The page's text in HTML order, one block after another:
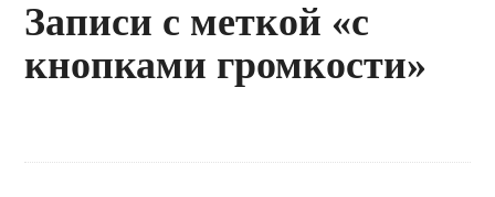
Записи с меткой «с
кнопками громкости»